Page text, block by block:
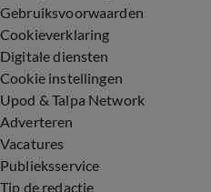
Gebruiksvoorwaarden
Cookieverklaring
Digitale diensten
Cookie instellingen
Upod & Talpa Network
Adverteren
Vacatures
Publieksservice
Tip de redactie